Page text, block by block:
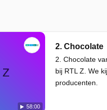
58:00
2. Chocolate
2. Chocolate
bij RTL Z. We
producenten.